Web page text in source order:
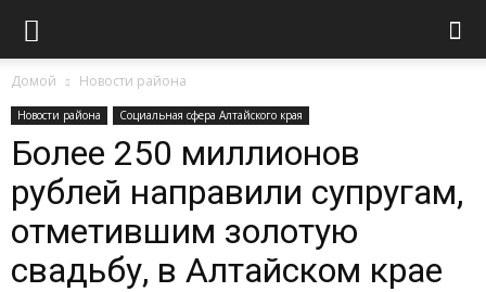
Домой Новости района
Новости района Социальная сфера Алтайского края
Более 250 миллионов
рублей направили супругам,
отметившим золотую
свадьбу, в Алтайском крае